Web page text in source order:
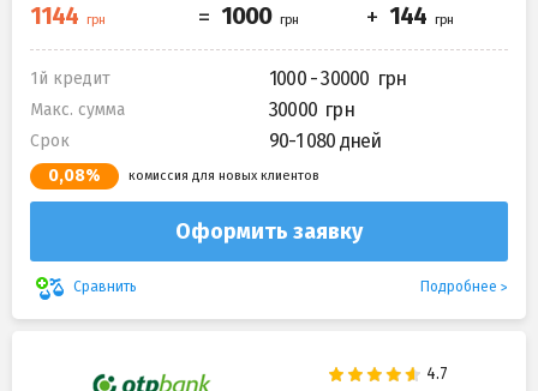
1й кредит 1000 - 30000
Макс. сумма 30000
Срок 90-1 080 дней
0,08% комиссия для новых клиентов
Оформить заявку
Сравнить Подробнее